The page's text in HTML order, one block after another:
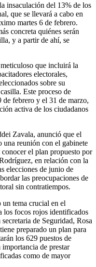
insaculación del 13% de los
que se llevará a cabo en
martes 6 de febrero.
concreta quiénes serán
y a partir de ahí, se
que incluirá la
electorales,
sobre su
Este proceso de
febrero y el 31 de marzo,
activa de los ciudadanos
Zavala, anunció que el
una reunión con el gabinete
el plan propuesto por
en relación con la
elecciones de junio de
las preocupaciones de
sin contratiempos.
un tema crucial en el
los focos rojos identificados
de Seguridad, Rosa
preparado un plan para
los 629 puestos de
de prestar
como de mayor